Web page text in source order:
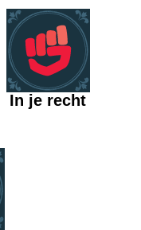
In je recht